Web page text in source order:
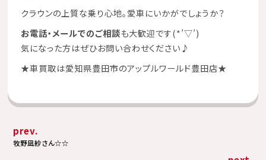
クラウンの上質な乗り心地。愛車にいかがでしょうか？
お電話・メールでのご相談も大歓迎です(*’▽’)
気になった方はぜひお問い合わせください♪
★車買取は愛知県豊田市のアップルワールド豊田店★
prev.
牧野凪紗さん☆☆